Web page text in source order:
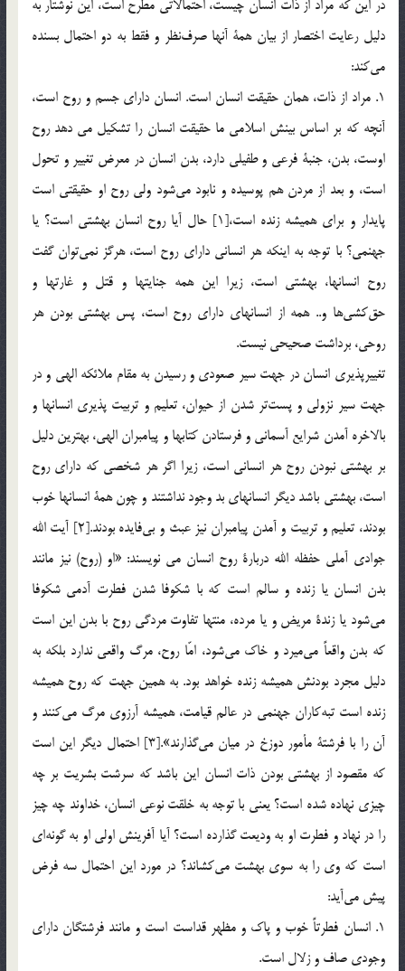
در اين كه مراد از ذات انسان چيست، احتمالاتي مطرح است، ‌اين نوشتار به
دليل رعايت اختصار از بيان همة آنها صرف‌نظر و فقط به دو احتمال بسنده
مي‌كند:
1. مراد از ذات، همان حقيقت انسان است. انسان داراي جسم و روح است،
آنچه كه بر اساس بينش اسلامي ما حقيقت انسان را تشکيل مي دهد روح
اوست، بدن، جنبة فرعي و طفيلي دارد، بدن انسان در معرض تغيير و تحول
است، و بعد از مردن هم پوسيده و نابود مي‌شود ولي روح او حقيقتي است
پايدار و براي هميشه زنده است،[1] حال آيا روح انسان بهشتي است؟ يا
جهنمي؟ با توجه به اينكه هر انساني داراي روح است، هرگز نمي‌توان گفت
روح انسانها، بهشتي است، زيرا اين همه جنايتها و قتل و غارتها و
حق‌كشي‌ها و.. همه از انسانهاي داراي روح است، پس بهشتي بودن هر
روحي، برداشت صحيحي نيست.
تغييرپذيري انسان در جهت سير صعودي و رسيدن به مقام ملائكه الهي و در
جهت سير نزولي و پست‌تر شدن از حيوان، تعليم و تربيت ‌پذيري انسانها و
بالاخره آمدن شرايع آسماني و فرستادن كتابها و پيامبران الهي، بهترين دليل
بر بهشتي نبودن روح هر انساني است، زيرا اگر هر شخصي كه داراي روح
است، بهشتي باشد ديگر انسانهاي بد وجود نداشتند و چون همة انسانها خوب
بودند، تعليم و تربيت و آمدن پيامبران نيز عبث و بي‌فايده بودند.[2] آيت الله
جوادي آملي حفظه الله دربارة روح انسان مي نويسند: «او (روح) نيز مانند
بدن انسان يا زنده و سالم است كه با شكوفا شدن فطرت آدمي شكوفا
مي‌شود يا زندة مريض و يا مرده، منتها تفاوت مردگي روح با بدن اين است
كه بدن واقعاً مي‌ميرد و خاك مي‌شود، امّا روح، مرگ واقعي ندارد بلكه به
دليل مجرد بودنش هميشه زنده خواهد بود. به همين جهت كه روح هميشه
زنده است تبه‌كاران جهنمي در عالم قيامت، هميشه آرزوي مرگ مي‌كنند و
آن را با فرشتة مأمور دوزخ در ميان مي‌گذارند».[3] احتمال ديگر اين است
كه مقصود از بهشتي بودن ذات انسان اين باشد كه سرشت بشريت بر چه
چيزي نهاده شده است؟ يعني با توجه به خلقت نوعي انسان، خداوند چه چيز
را در نهاد و فطرت او به وديعت گذارده است؟ آيا آفرينش اولي او به گونه‌اي
است كه وي را به سوي بهشت مي‌كشاند؟ در مورد اين احتمال سه فرض
پيش مي‌آيد:
1. انسان فطرتاً خوب و پاك و مظهر قداست است و مانند فرشتگان داراي
وجودي صاف و زلال است.